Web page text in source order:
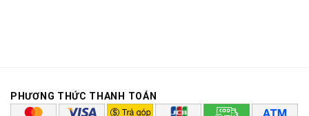
PHƯƠNG THỨC THANH TOÁN